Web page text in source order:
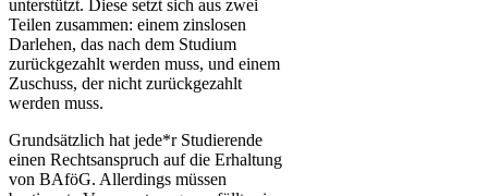
unterstützt. Diese setzt sich aus zwei
Teilen zusammen: einem zinslosen
Darlehen, das nach dem Studium
zurückgezahlt werden muss, und einem
Zuschuss, der nicht zurückgezahlt
werden muss.
Grundsätzlich hat jede*r Studierende
einen Rechtsanspruch auf die Erhaltung
von BAföG. Allerdings müssen